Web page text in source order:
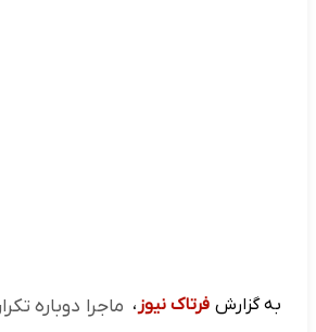
به گزارش فرتاک نیوز ، ماجرا دوباره